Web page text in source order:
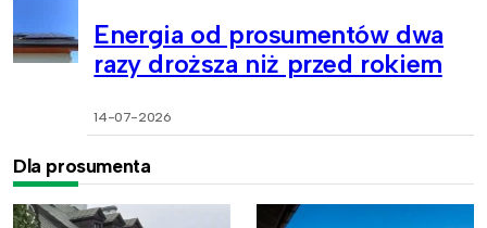
Energia od prosumentów dwa
razy droższa niż przed rokiem
14-07-2026
Dla prosumenta